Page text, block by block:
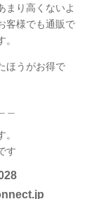
まり高くないよ
客様でも通販で
ほうがお得で
す